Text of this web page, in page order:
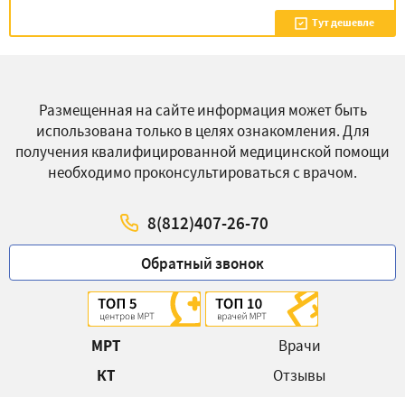
Тут дешевле
Размещенная на сайте информация может быть
использована только в целях ознакомления. Для
получения квалифицированной медицинской помощи
необходимо проконсультироваться с врачом.
8(812)407-26-70
Обратный звонок
МРТ
КТ
Врачи
Отзывы